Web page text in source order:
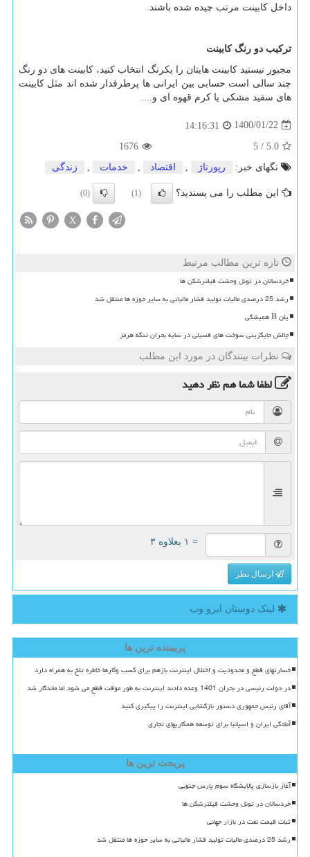
داخل کابینت مرتب چیده شده باشند.
ترکیب دو رنگ کابینت
مجبور نیستید کابینت هایتان را یکرنگ انتخاب کنید، کابینت های دو رنگ
چند سالی است حسابی بین ایرانی ها پرطرفدار شده اند مثل کابینت
های سفید مشکی یا کرم قهوه ای و....
1400/01/22
14:16:31
5.0
/
5
1676
تگهای خبر:
رپورتاژ اقتصاد خدمات زندگی
این مطلب را می پسندید؟ (1)
(0)
X
تازه ترین مطالب مرتبط
خردسالان در تونل وحشت فیلترشکن ها
رشد 25 درصدی مالیات تولید فشار مالیاتی به سایر حوزه ها منتقل شد
پلن B همیشگی
چالش جایگزینی سوخت های فسیلی در سایه بحران تنگه هرمز
نظرات بینندگان در مورد این مطلب
لطفا شما همنظر دهید
= ۱ بعلاوه ۳
ارسال نظر
لینک دوستان ایزو وب
پربیننده ترین ها
خسارتهای قطع و محدودیت و اختلال اینترنت بازهم برای کسب وکارها خاطره تلخ به همراه دارد
در دولت رئیسی در بحران 1401 وعده دادند اینترنت به طور موقت قطع می شود اما ماندگار شد
آقای رئیس جمهوری دستور بازگشایی اینترنت را پیگیری کنید
آمادگی ایران و اسپانیا برای توسعه همکاریهای تجاری
پربحث ترین ها
آغاز بازسازی پالایشگاه سوم پارس جنوبی
خردسالان در تونل وحشت فیلترشکن ها
ثبات قیمت نفت در بازار جهانی
رشد 25 درصدی مالیات تولید فشار مالیاتی به سایر حوزه ها منتقل شد